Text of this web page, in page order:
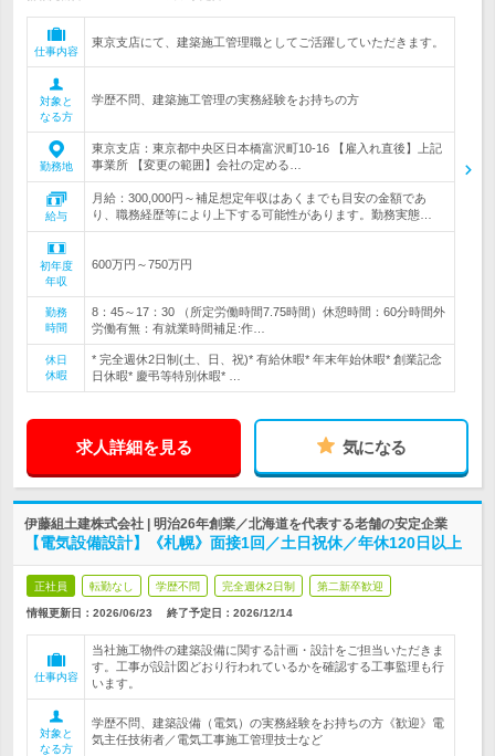
仕事内容
東京支店にて、建築施工管理職としてご活躍していただきます。
対象と
なる方
学歴不問、建築施工管理の実務経験をお持ちの方
勤務地
東京支店：東京都中央区日本橋富沢町10-16 【雇入れ直後】上記
事業所 【変更の範囲】会社の定める…
給与
月給：300,000円～補足想定年収はあくまでも目安の金額であ
り、職務経歴等により上下する可能性があります。勤務実態…
初年度
年収
600万円～750万円
勤務
時間
8：45～17：30 （所定労働時間7.75時間）休憩時間：60分時間外
労働有無：有就業時間補足:作…
休日
休暇
* 完全週休2日制(土、日、祝)* 有給休暇* 年末年始休暇* 創業記念
日休暇* 慶弔等特別休暇* …
求人詳細を見る 気になる
伊藤組土建株式会社 | 明治26年創業／北海道を代表する老舗の安定企業
【電気設備設計】《札幌》面接1回／土日祝休／年休120日以上
正社員 転勤なし 学歴不問 完全週休2日制 第二新卒歓迎
情報更新日：2026/06/23 終了予定日： 2026/12/14
仕事内容
当社施工物件の建築設備に関する計画・設計をご担当いただきま
す。工事が設計図どおり行われているかを確認する工事監理も行
います。
対象と
なる方
学歴不問、建築設備（電気）の実務経験をお持ちの方《歓迎》電
気主任技術者／電気工事施工管理技士など